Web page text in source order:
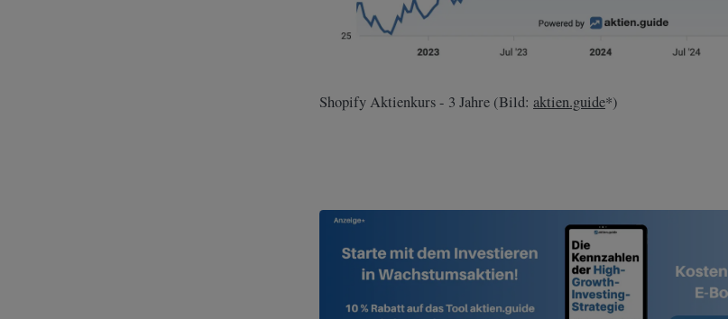
Shopify Aktienkurs - 3 Jahre (Bild: aktien.guide*)